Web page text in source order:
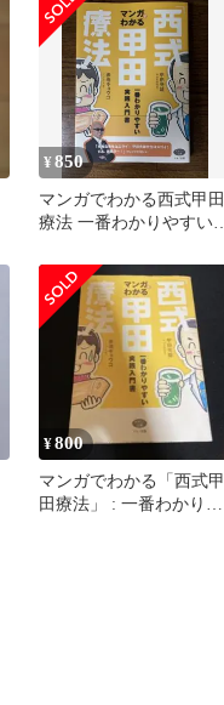
¥850
マンガでわかる西式甲田
療法 一番わかりやすい実
¥800
マンガでわかる「西式甲
田療法」 : 一番わかりや